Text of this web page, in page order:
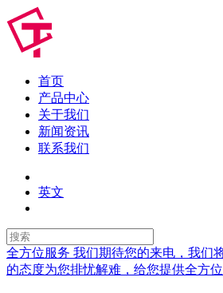
首页
产品中心
关于我们
新闻资讯
联系我们
英文
全方位服务 我们期待您的来电，我们
的态度为您排忧解难，给您提供全方位